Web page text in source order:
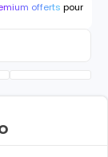
offerts pour